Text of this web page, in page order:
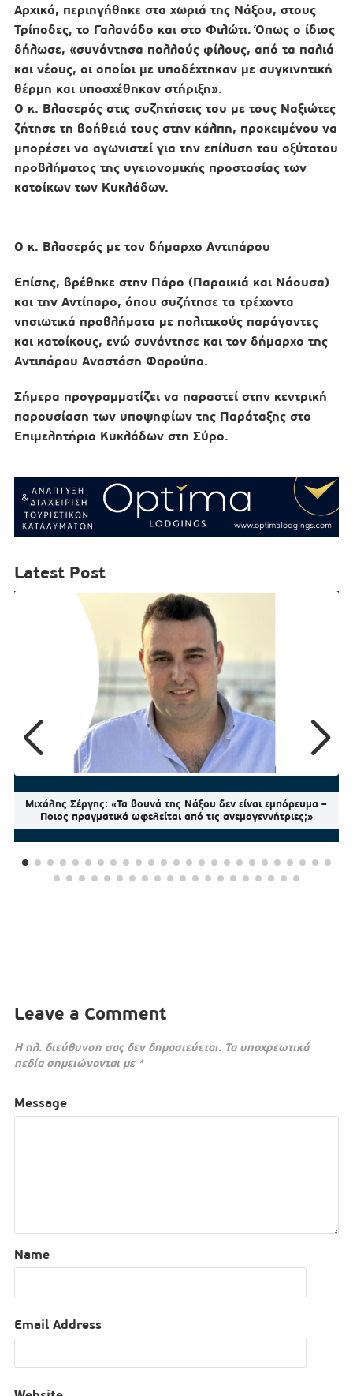
Αρχικά, περιηγήθηκε στα χωριά της Νάξου, στους
Τρίποδες, το Γαλανάδο και στο Φιλώτι. Όπως ο ίδιος
δήλωσε, «συνάντησα πολλούς φίλους, από τα παλιά
και νέους, οι οποίοι με υποδέχτηκαν με συγκινητική
θέρμη και υποσχέθηκαν στήριξη».
Ο κ. Βλασερός στις συζητήσεις του με τους Ναξιώτες
ζήτησε τη βοήθειά τους στην κάλπη, προκειμένου να
μπορέσει να αγωνιστεί για την επίλυση του οξύτατου
προβλήματος της υγειονομικής προστασίας των
κατοίκων των Κυκλάδων.
Ο κ. Βλασερός με τον δήμαρχο Αντιπάρου
Επίσης, βρέθηκε στην Πάρο (Παροικιά και Νάουσα)
και την Αντίπαρο, όπου συζήτησε τα τρέχοντα
νησιωτικά προβλήματα με πολιτικούς παράγοντες
και κατοίκους, ενώ συνάντησε και τον δήμαρχο της
Αντιπάρου Αναστάση Φαρούπο.
Σήμερα προγραμματίζει να παραστεί στην κεντρική
παρουσίαση των υποψηφίων της Παράταξης στο
Επιμελητήριο Κυκλάδων στη Σύρο.
Latest Post
Μιχάλης Σέργης: «Τα βουνά της Νάξου δεν είναι εμπόρευμα –
Ποιος πραγματικά ωφελείται από τις ανεμογεννήτριες;»
Leave a Comment
Η ηλ. διεύθυνση σας δεν δημοσιεύεται. Τα υποχρεωτικά
πεδία σημειώνονται με *
Message
Name
Email Address